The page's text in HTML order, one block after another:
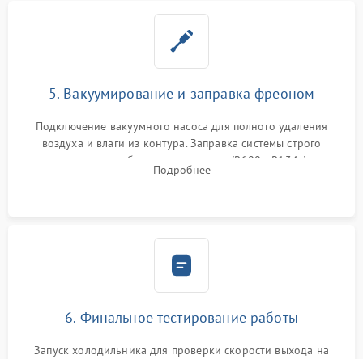
5. Вакуумирование и заправка фреоном
Подключение вакуумного насоса для полного удаления
воздуха и влаги из контура. Заправка системы строго
дозированным объемом хладагента (R600a, R134a) по
электронным весам. Контроль рабочего давления в системе.
Подробнее
6. Финальное тестирование работы
Запуск холодильника для проверки скорости выхода на